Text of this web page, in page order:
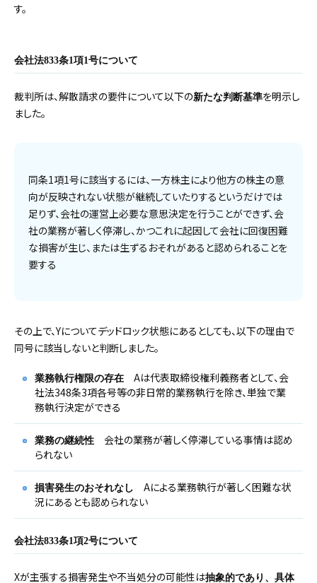
す。
会社法833条1項1号について
裁判所は、解散請求の要件について以下の新たな判断基準を明示し
ました。
同条1項1号に該当するには、一方株主により他方の株主の意
向が反映されない状態が継続していたりするというだけでは
足りず、会社の運営上必要な意思決定を行うことができず、会
社の業務が著しく停滞し、かつこれに起因して会社に回復困難
な損害が生じ、または生ずるおそれがあると認められることを
要する
その上で、Yについてデッドロック状態にあるとしても、以下の理由で
同号に該当しないと判断しました。
業務執行権限の存在
Aは代表取締役権利義務者として、会
社法348条3項各号等の非日常的業務執行を除き、単独で業
務執行決定ができる
業務の継続性
会社の業務が著しく停滞している事情は認め
られない
損害発生のおそれなし
Aによる業務執行が著しく困難な状
況にあるとも認められない
会社法833条1項2号について
Xが主張する損害発生や不当処分の可能性は抽象的であり、具体